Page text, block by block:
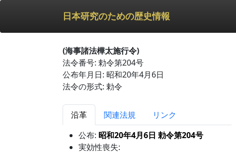
日本研究のための歴史情報
(海事諸法樺太施行令)
法令番号: 勅令第204号
公布年月日: 昭和20年4月6日
法令の形式: 勅令
沿革 関連法規
リンク
公布: 昭和20年4月6日 勅令第204号
実効性喪失: